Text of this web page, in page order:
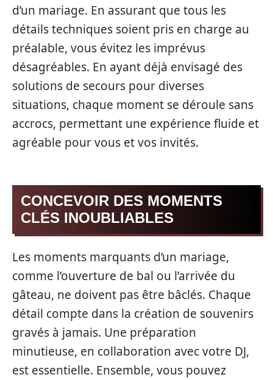
d’un mariage. En assurant que tous les
détails techniques soient pris en charge au
préalable, vous évitez les imprévus
désagréables. En ayant déjà envisagé des
solutions de secours pour diverses
situations, chaque moment se déroule sans
accrocs, permettant une expérience fluide et
agréable pour vous et vos invités.
CONCEVOIR DES MOMENTS
CLÉS INOUBLIABLES
Les moments marquants d’un mariage,
comme l’ouverture de bal ou l’arrivée du
gâteau, ne doivent pas être bâclés. Chaque
détail compte dans la création de souvenirs
gravés à jamais. Une préparation
minutieuse, en collaboration avec votre DJ,
est essentielle. Ensemble, vous pouvez